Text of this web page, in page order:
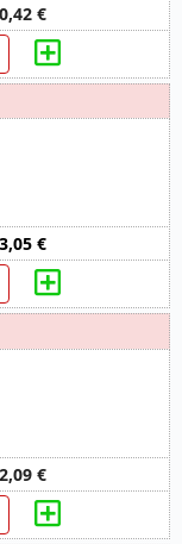
0,42 €
3,05 €
2,09 €